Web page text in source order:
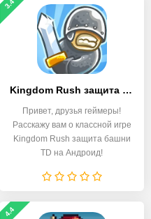
3.4
Kingdom Rush защита башни TD
Привет, друзья геймеры!
Расскажу вам о классной игре
Kingdom Rush защита башни
TD на Андроид!
4.4